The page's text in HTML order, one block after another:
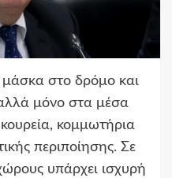
μάσκα στο δρόμο και
μόνο στα μέσα
κομμωτήρια
περιποίησης. Σε
υπάρχει ισχυρή